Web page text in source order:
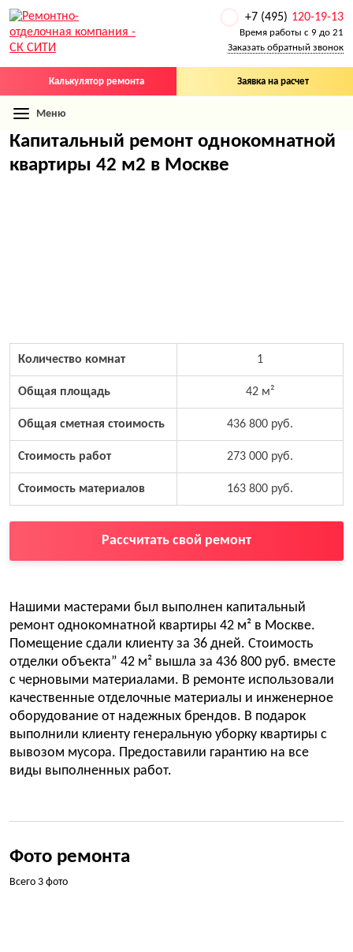
Калькулятор ремонта Заявка на расчет
+7 (495) 120-19-13
Время работы с 9 до 21
Заказать обратный звонок
Меню
Капитальный ремонт однокомнатной
квартиры 42 м2 в Москве
Количество комнат 1
Общая площадь 42 м²
Общая сметная стоимость 436 800 руб.
Стоимость работ 273 000 руб.
Стоимость материалов 163 800 руб.
Рассчитать свой ремонт
Нашими мастерами был выполнен капитальный
ремонт однокомнатной квартиры 42 м² в Москве.
Помещение сдали клиенту за 36 дней. Стоимость
отделки объекта” 42 м² вышла за 436 800 руб. вместе
с черновыми материалами. В ремонте использовали
качественные отделочные материалы и инженерное
оборудование от надежных брендов. В подарок
выполнили клиенту генеральную уборку квартиры с
вывозом мусора. Предоставили гарантию на все
виды выполненных работ.
Фото ремонта
Всего 3 фото